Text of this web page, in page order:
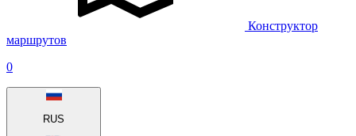
Конструктор
маршрутов
0
RUS